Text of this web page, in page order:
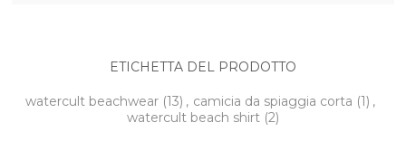
ETICHETTA DEL PRODOTTO
watercult beachwear (13) , camicia da spiaggia corta (1) ,
watercult beach shirt (2)